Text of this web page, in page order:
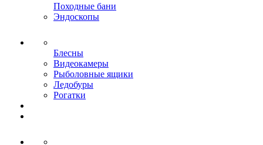
Походные бани
Эндоскопы
Блесны
Видеокамеры
Рыболовные ящики
Ледобуры
Рогатки